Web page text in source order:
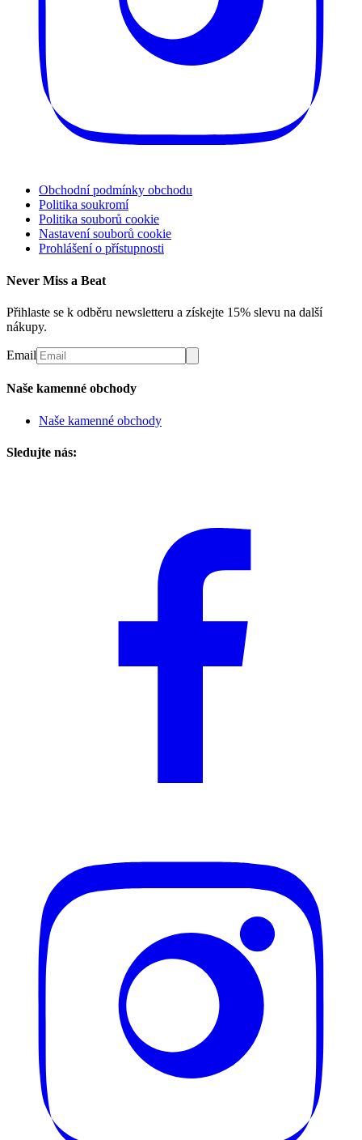
Obchodní podmínky obchodu
Politika soukromí
Politika souborů cookie
Nastavení souborů cookie
Prohlášení o přístupnosti
Never Miss a Beat
Přihlaste se k odběru newsletteru a získejte 15% slevu na další
nákupy.
Email
Naše kamenné obchody
Naše kamenné obchody
Sledujte nás: